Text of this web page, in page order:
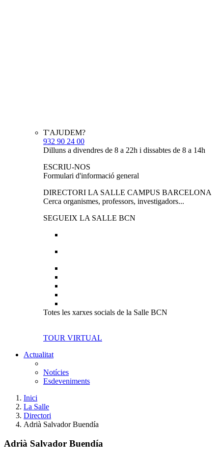
T'AJUDEM?
932 90 24 00
Dilluns a divendres de 8 a 22h i dissabtes de 8 a 14h
ESCRIU-NOS
Formulari d'informació general
DIRECTORI LA SALLE CAMPUS BARCELONA
Cerca organismes, professors, investigadors...
SEGUEIX LA SALLE BCN
Totes les xarxes socials de la Salle BCN
TOUR VIRTUAL
Actualitat
Notícies
Esdeveniments
Inici
La Salle
Directori
Adrià Salvador Buendía
Adrià Salvador Buendía